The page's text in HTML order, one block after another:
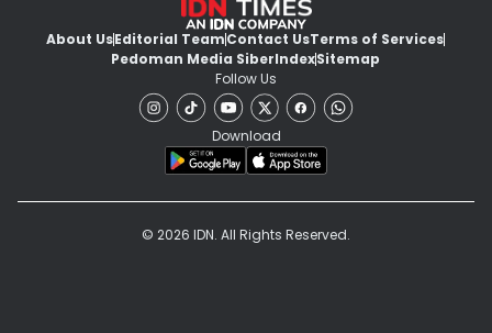
About UsEditorial TeamContact UsTerms of Services
Pedoman Media SiberIndexSitemap
Follow Us
Download
© 2026 IDN. All Rights Reserved.